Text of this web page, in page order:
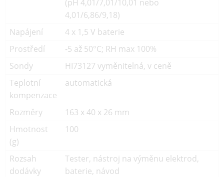
(pH 4,01/7,01/10,01 nebo
4,01/6,86/9,18)
Napájení
4 x 1,5 V baterie
Prostředí
-5 až 50°C; RH max 100%
Sondy
HI73127 vyměnitelná, v ceně
Teplotní
kompenzace
automatická
Rozměry
163 x 40 x 26 mm
Hmotnost
(g)
100
Rozsah
dodávky
Tester, nástroj na výměnu elektrod,
baterie, návod